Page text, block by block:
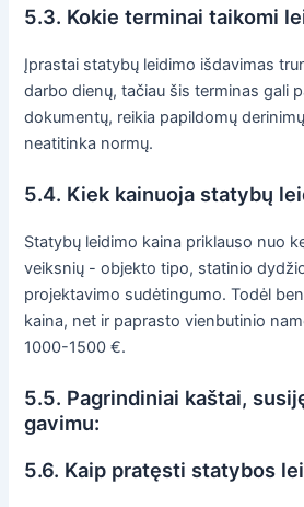
5.3. Kokie terminai taikomi
Įprastai statybų leidimo išdavimas
darbo dienų, tačiau šis terminas gali
dokumentų, reikia papildomų
neatitinka normų.
5.4. Kiek kainuoja statybų
Statybų leidimo kaina priklauso nuo
veiksnių - objekto tipo, statinio
projektavimo sudėtingumo. Todėl
kaina, net ir paprasto vienbutinio
1000-1500 €.
5.5. Pagrindiniai kaštai,
gavimu:
5.6. Kaip pratęsti statybos